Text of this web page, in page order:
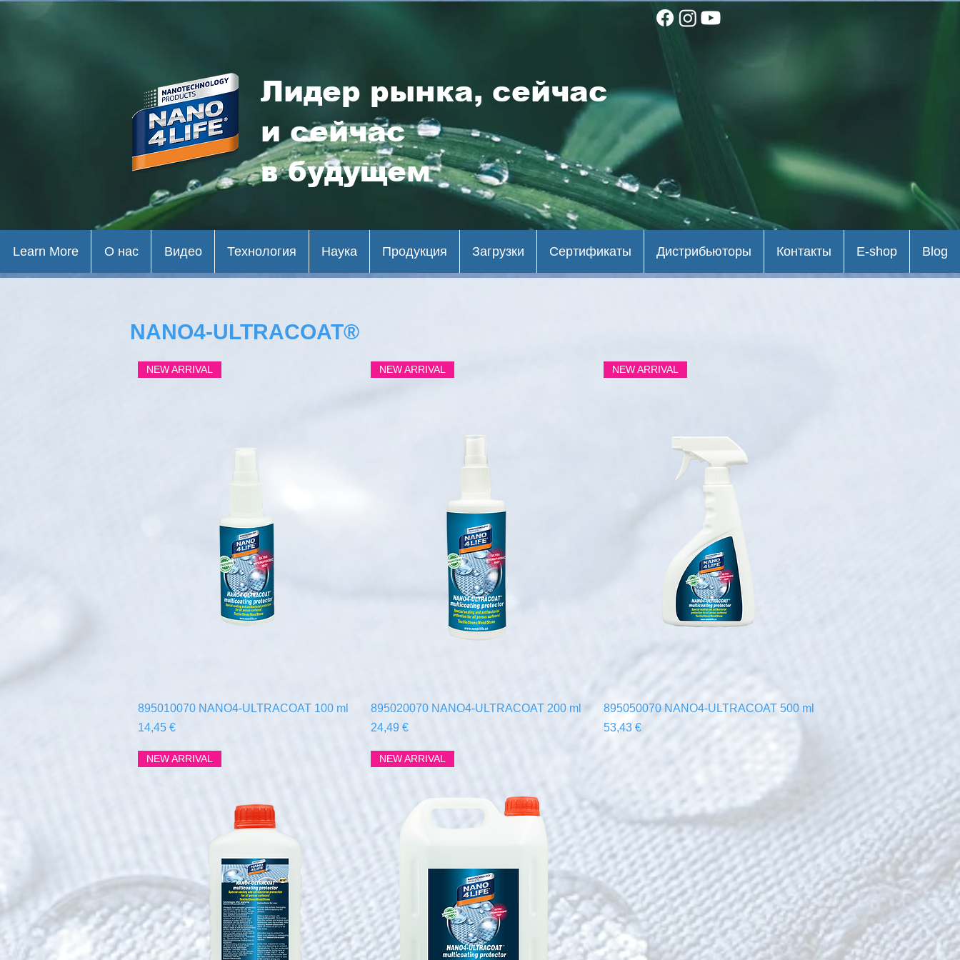
Лидер рынка, сейчас
и сейчас
в будущем
NANO4-ULTRACOAT®
Быстрый просмотр
NEW ARRIVAL
895010070 NANO4-ULTRACOAT 100 ml
Цена
14,45 €
Быстрый просмотр
NEW ARRIVAL
895020070 NANO4-ULTRACOAT 200 ml
Цена
24,49 €
Быстрый просмотр
NEW ARRIVAL
895050070 NANO4-ULTRACOAT 500 ml
Цена
53,43 €
NEW ARRIVAL NEW ARRIVAL
Learn More О нас Видео Технология Наука Продукция Загрузки Сертификаты Дистрибьюторы Контакты E-shop Blog